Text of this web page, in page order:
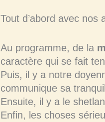
Tout d’abord avec nos
Au programme, de la
caractère qui se fait
Puis, il y a notre
communique sa
Ensuite, il y a le
Enfin, les choses